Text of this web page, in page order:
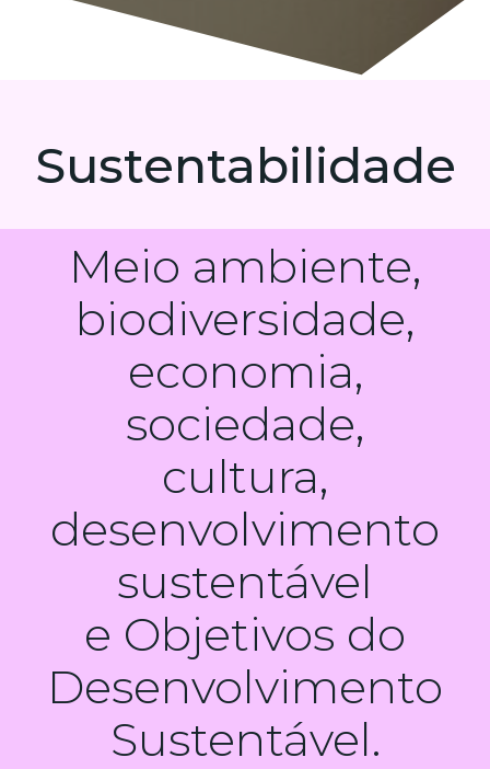
Sustentabilidade
Meio ambiente,
biodiversidade,
economia,
sociedade,
cultura,
desenvolvimento
sustentável
e Objetivos do
Desenvolvimento
Sustentável.